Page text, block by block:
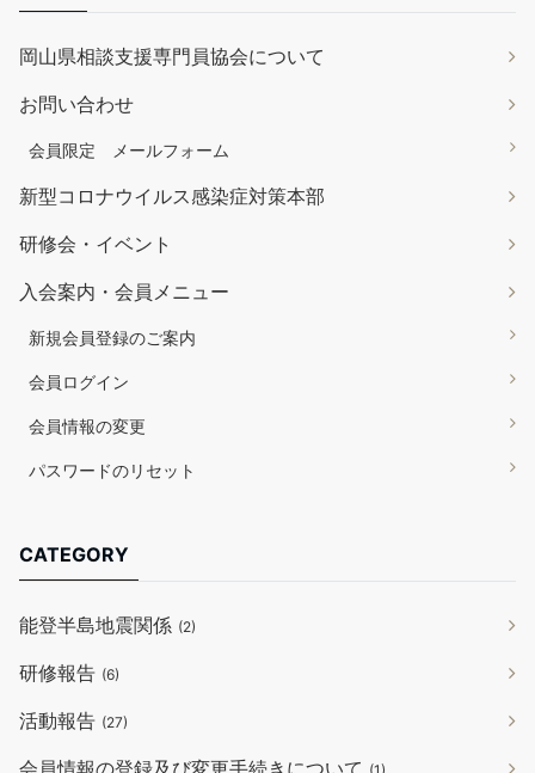
岡山県相談支援専門員協会について
お問い合わせ
会員限定 メールフォーム
新型コロナウイルス感染症対策本部
研修会・イベント
入会案内・会員メニュー
新規会員登録のご案内
会員ログイン
会員情報の変更
パスワードのリセット
CATEGORY
能登半島地震関係 (2)
研修報告 (6)
活動報告 (27)
会員情報の登録及び変更手続きについて